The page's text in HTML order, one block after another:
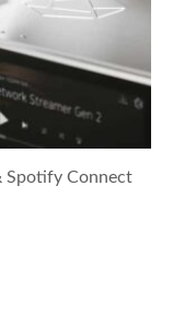
Spotify Connect